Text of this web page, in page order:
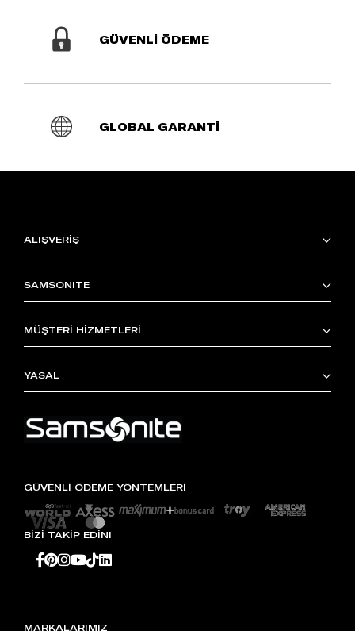
GÜVENLİ ÖDEME
GLOBAL GARANTİ
ALIŞVERİŞ
SAMSONITE
MÜŞTERİ HİZMETLERİ
YASAL
GÜVENLİ ÖDEME YÖNTEMLERİ
BİZİ TAKİP EDİN!
MARKALARIMIZ